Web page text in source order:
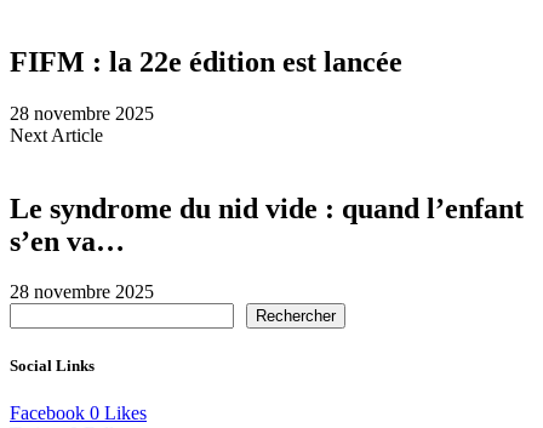
FIFM : la 22e édition est lancée
28 novembre 2025
Next Article
Le syndrome du nid vide : quand l’enfant
s’en va…
28 novembre 2025
Rechercher
Social Links
Facebook 0 Likes